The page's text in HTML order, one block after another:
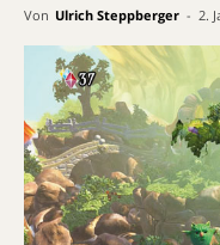
Von Ulrich Steppberger - 2.